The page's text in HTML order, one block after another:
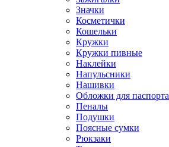
Значки
Косметички
Кошельки
Кружки
Кружки пивные
Наклейки
Напульсники
Нашивки
Обложки для паспорта
Пеналы
Подушки
Поясные сумки
Рюкзаки